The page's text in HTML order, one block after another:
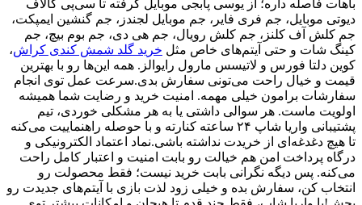
باهات فاصله داره؛ از یوسی پابجی موبایل گرفته تا سی‌پی کالاف
دیوتی موبایل، جم فری فایر، جم موبایل لجندز، جم گنشین ایمپکت،
جم کلش آف کلنز، جم کلش رویال، جم هی دی، جم بوم بیچ، جم
کینگ شات و حتی آیتم‌های خاص مثل خرید گلد شمش کندی کراش،
کوین دلتا فورس و لاتیسس مارول رایوالز. همه این‌ها رو با بهترین
قیمت و خیال راحت می‌تونی سفارش بدی.سرعت عمل توی انجام
سفارشات برامون خیلی مهمه. امنیت خرید و رضایت شما همیشه
اولویت ماست. هر سوالی داشتی یا به هر مشکلی خوردی، تیم
پشتیبانی واریا شاپ ۲۴ ساعته کنارته و با حوصله راهنماییت می‌کنه
تا هیچ دغدغه‌ای از خریدت نداشته باشی.نماد اعتماد الکترونیکی و
درگاه پرداخت امن هم خیالت رو بابت امنیت و اعتبار کامل راحت
می‌کنه. پس دیگه نگرانی بابت خرید نیست؛ فقط محصولت رو
انتخاب کن، سفارش بده و خیلی زود لذت بازی با آیتم‌های جدیدت رو